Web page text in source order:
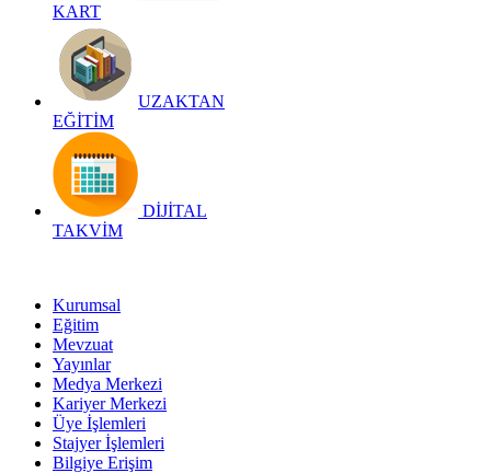
KART
UZAKTAN
EĞİTİM
DİJİTAL
TAKVİM
Kurumsal
Eğitim
Mevzuat
Yayınlar
Medya Merkezi
Kariyer Merkezi
Üye İşlemleri
Stajyer İşlemleri
Bilgiye Erişim